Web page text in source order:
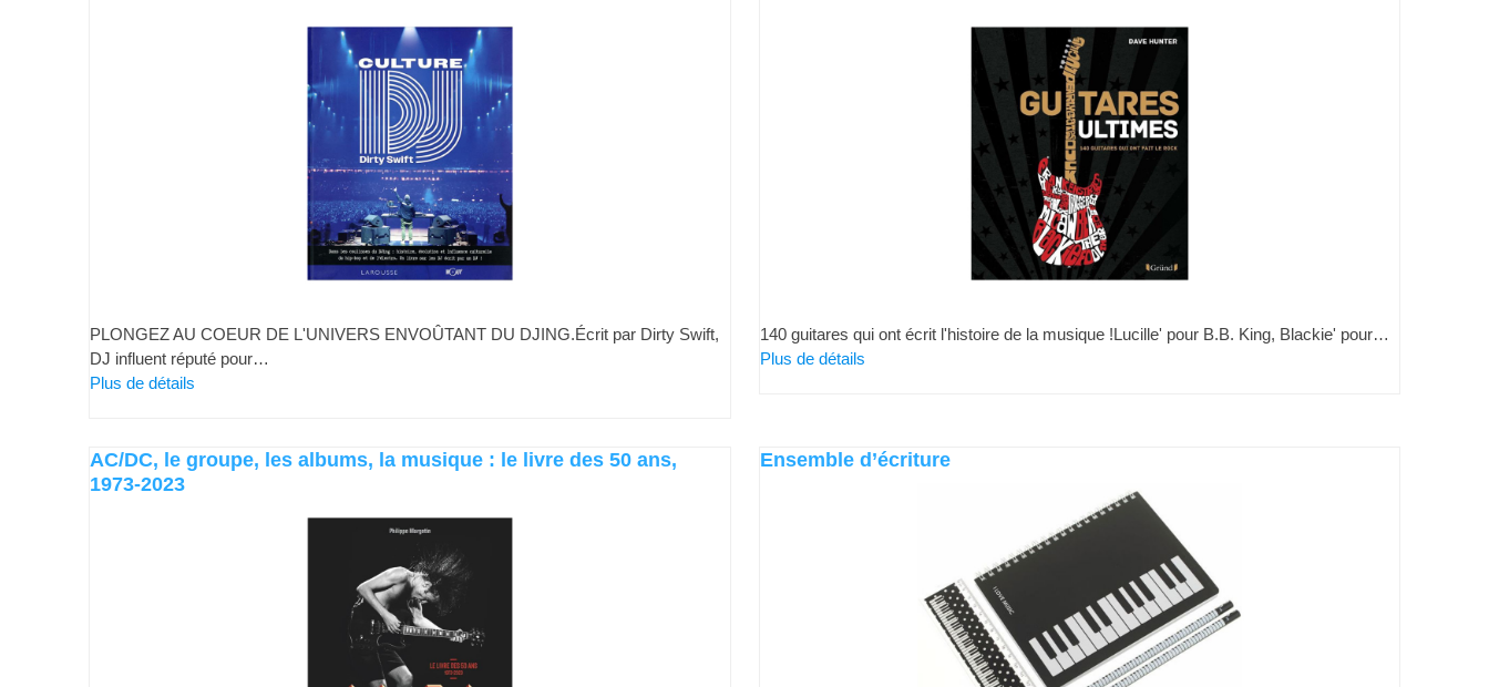
PLONGEZ AU COEUR DE L'UNIVERS ENVOÛTANT DU DJING.Écrit par Dirty Swift,
DJ influent réputé pour…
Plus de détails
140 guitares qui ont écrit l'histoire de la musique !Lucille' pour B.B. King, Blackie' pour…
Plus de détails
AC/DC, le groupe, les albums, la musique : le livre des 50 ans,
1973-2023
Ensemble d’écriture